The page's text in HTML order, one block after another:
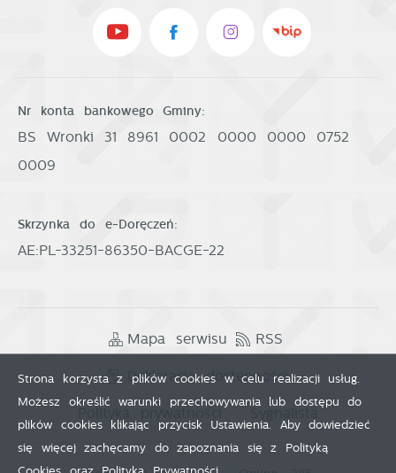
Nr konta bankowego Gminy:
BS Wronki 31 8961 0002 0000 0000 0752
0009
Skrzynka do e-Doręczeń:
AE:PL-33251-86350-BACGE-22
Mapa serwisu RSS
Deklaracja dostępności
Polityka prywatności
Strona korzysta z plików cookies w celu realizacji usług.
Możesz określić warunki przechowywania lub dostępu do
plików cookies klikając przycisk Ustawienia. Aby dowiedzieć
się więcej zachęcamy do zapoznania się z Polityką